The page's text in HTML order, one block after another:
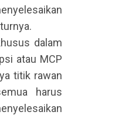
dalam
atau MCP
titik rawan
harus